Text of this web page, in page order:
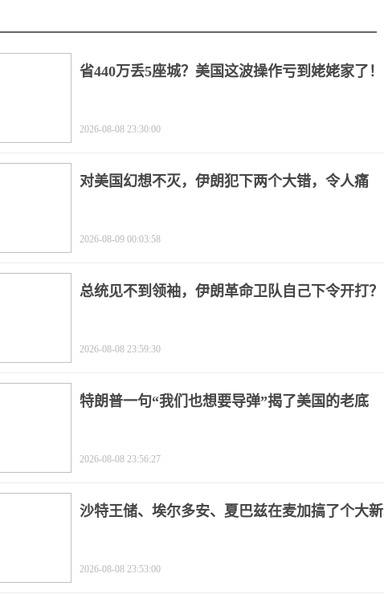
省440万丢5座城？美国这波操作亏到姥姥家了！
2026-08-08 23:30:00
对美国幻想不灭，伊朗犯下两个大错，令人痛
2026-08-09 00:03:58
总统见不到领袖，伊朗革命卫队自己下令开打？
2026-08-08 23:59:30
特朗普一句“我们也想要导弹”揭了美国的老底
2026-08-08 23:56:27
沙特王储、埃尔多安、夏巴兹在麦加搞了个大新
2026-08-08 23:53:00